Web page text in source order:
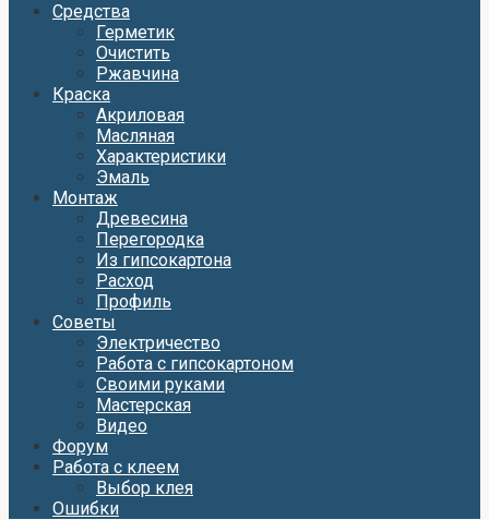
Средства
Герметик
Очистить
Ржавчина
Краска
Акриловая
Масляная
Характеристики
Эмаль
Монтаж
Древесина
Перегородка
Из гипсокартона
Расход
Профиль
Советы
Электричество
Работа с гипсокартоном
Своими руками
Мастерская
Видео
Форум
Работа с клеем
Выбор клея
Ошибки